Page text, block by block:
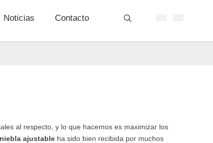
Noticias Contacto
al respecto, y lo que hacemos es maximizar los
ajustable ha sido bien recibida por muchos